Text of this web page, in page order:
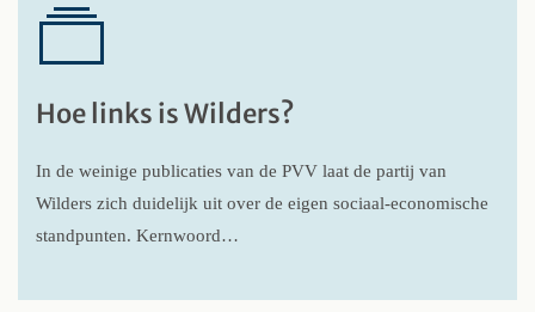
Hoe links is Wilders?
In de weinige publicaties van de PVV laat de partij van
Wilders zich duidelijk uit over de eigen sociaal-economische
standpunten. Kernwoord…